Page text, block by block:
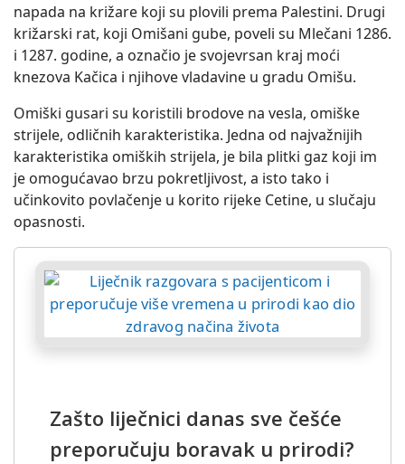
napada na križare koji su plovili prema Palestini. Drugi
križarski rat, koji Omišani gube, poveli su Mlečani 1286.
i 1287. godine, a označio je svojevrsan kraj moći
knezova Kačica i njihove vladavine u gradu Omišu.
Omiški gusari su koristili brodove na vesla, omiške
strijele, odličnih karakteristika. Jedna od najvažnijih
karakteristika omiških strijela, je bila plitki gaz koji im
je omogućavao brzu pokretljivost, a isto tako i
učinkovito povlačenje u korito rijeke Cetine, u slučaju
opasnosti.
Zašto liječnici danas sve češće
preporučuju boravak u prirodi?